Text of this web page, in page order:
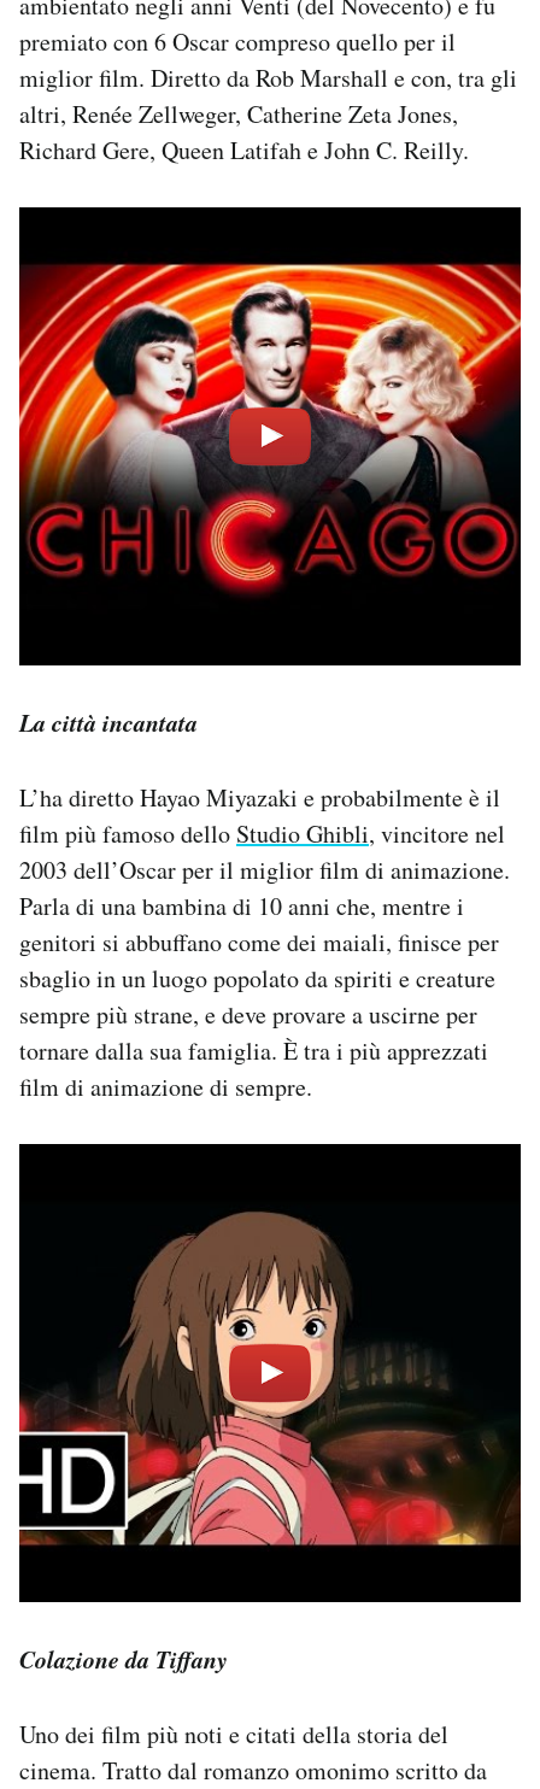
premiato con 6 Oscar compreso quello per il
miglior film. Diretto da Rob Marshall e con, tra gli
altri, Renée Zellweger, Catherine Zeta Jones,
Richard Gere, Queen Latifah e John C. Reilly.
La città incantata
L’ha diretto Hayao Miyazaki e probabilmente è il
film più famoso dello Studio Ghibli, vincitore nel
2003 dell’Oscar per il miglior film di animazione.
Parla di una bambina di 10 anni che, mentre i
genitori si abbuffano come dei maiali, finisce per
sbaglio in un luogo popolato da spiriti e creature
sempre più strane, e deve provare a uscirne per
tornare dalla sua famiglia. È tra i più apprezzati
film di animazione di sempre.
Colazione da Tiffany
Uno dei film più noti e citati della storia del
cinema. Tratto dal romanzo omonimo scritto da